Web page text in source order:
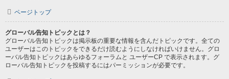
ページトップ
グローバル告知トピックとは？
グローバル告知トピックは掲示板の重要な情報を含んだトピックです。全ての
ユーザーはこのトピックをできるだけ読むようにしなければいけません。グロ
ーバル告知トピックはあらゆるフォーラムと ユーザーCP で表示されます。グ
ローバル告知トピックを投稿するにはパーミッションが必要です。